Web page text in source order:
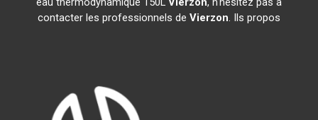
contacter les professionnels de Vierzon. Ils propos